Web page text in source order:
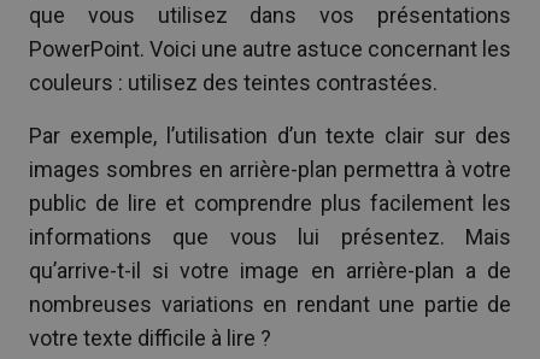
que vous utilisez dans vos présentations
PowerPoint. Voici une autre astuce concernant les
couleurs : utilisez des teintes contrastées.
Par exemple, l’utilisation d’un texte clair sur des
images sombres en arrière-plan permettra à votre
public de lire et comprendre plus facilement les
informations que vous lui présentez. Mais
qu’arrive-t-il si votre image en arrière-plan a de
nombreuses variations en rendant une partie de
votre texte difficile à lire ?